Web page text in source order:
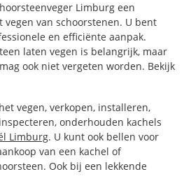
Limburg een
vegen van schoorstenen. U bent
en efficiënte aanpak.
laten vegen is belangrijk, maar
mag ook niet vergeten worden. Bekijk
vegen, verkopen, installeren,
onderhouden kachels
Limburg. U kunt ook bellen voor
van een kachel of
Ook bij een lekkende